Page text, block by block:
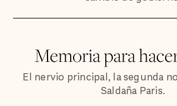
Memoria para
El nervio principal, la segunda
Saldaña Paris.